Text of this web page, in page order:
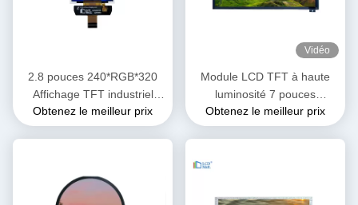
2.8 pouces 240*RGB*320
Affichage TFT industriel
écran tactile Module
d'affichage LCD 250cd/M2
Obtenez le meilleur prix
Vidéo
Module LCD TFT à haute
luminosité 7 pouces
Affichage IPS 1800 Nits
1024x600
Obtenez le meilleur prix